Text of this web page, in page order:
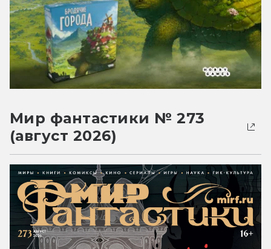
Мир фантастики № 273
(август 2026)